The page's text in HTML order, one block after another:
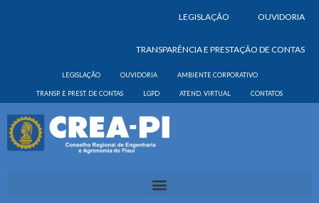
LEGISLAÇÃO OUVIDORIA
TRANSPARÊNCIA E PRESTAÇÃO DE CONTAS
LEGISLAÇÃO OUVIDORIA AMBIENTE CORPORATIVO
TRANSP. E PREST. DE CONTAS LGPD ATEND. VIRTUAL CONTATOS